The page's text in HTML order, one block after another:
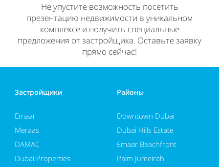
Не упустите возможность посетить
презентацию недвижимости в уникальном
комплексе и получить специальные
предложения от застройщика. Оставьте заявку
прямо сейчас!
Застройщики
Emaar
Meraas
DAMAC
Dubai Properties
Районы
Downtown Dubai
Dubai Hills Estate
Emaar Beachfront
Palm Jumeirah